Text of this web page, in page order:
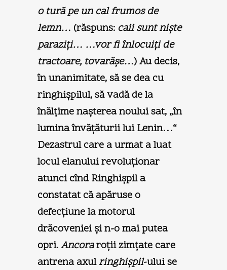
o tură pe un cal frumos de
lemn… (răspuns: caii sunt nişte
paraziţi… …vor fi înlocuiţi de
tractoare, tovarăşe…) Au decis,
în unanimitate, să se dea cu
ringhişpilul, să vadă de la
înălţime naşterea noului sat, „în
lumina învăţăturii lui Lenin…“
Dezastrul care a urmat a luat
locul elanului revoluţionar
atunci cînd Ringhişpil a
constatat că apăruse o
defecţiune la motorul
drăcoveniei şi n-o mai putea
opri.Ancoraroţii zimţate care
antrena axulringhişpil-ului se